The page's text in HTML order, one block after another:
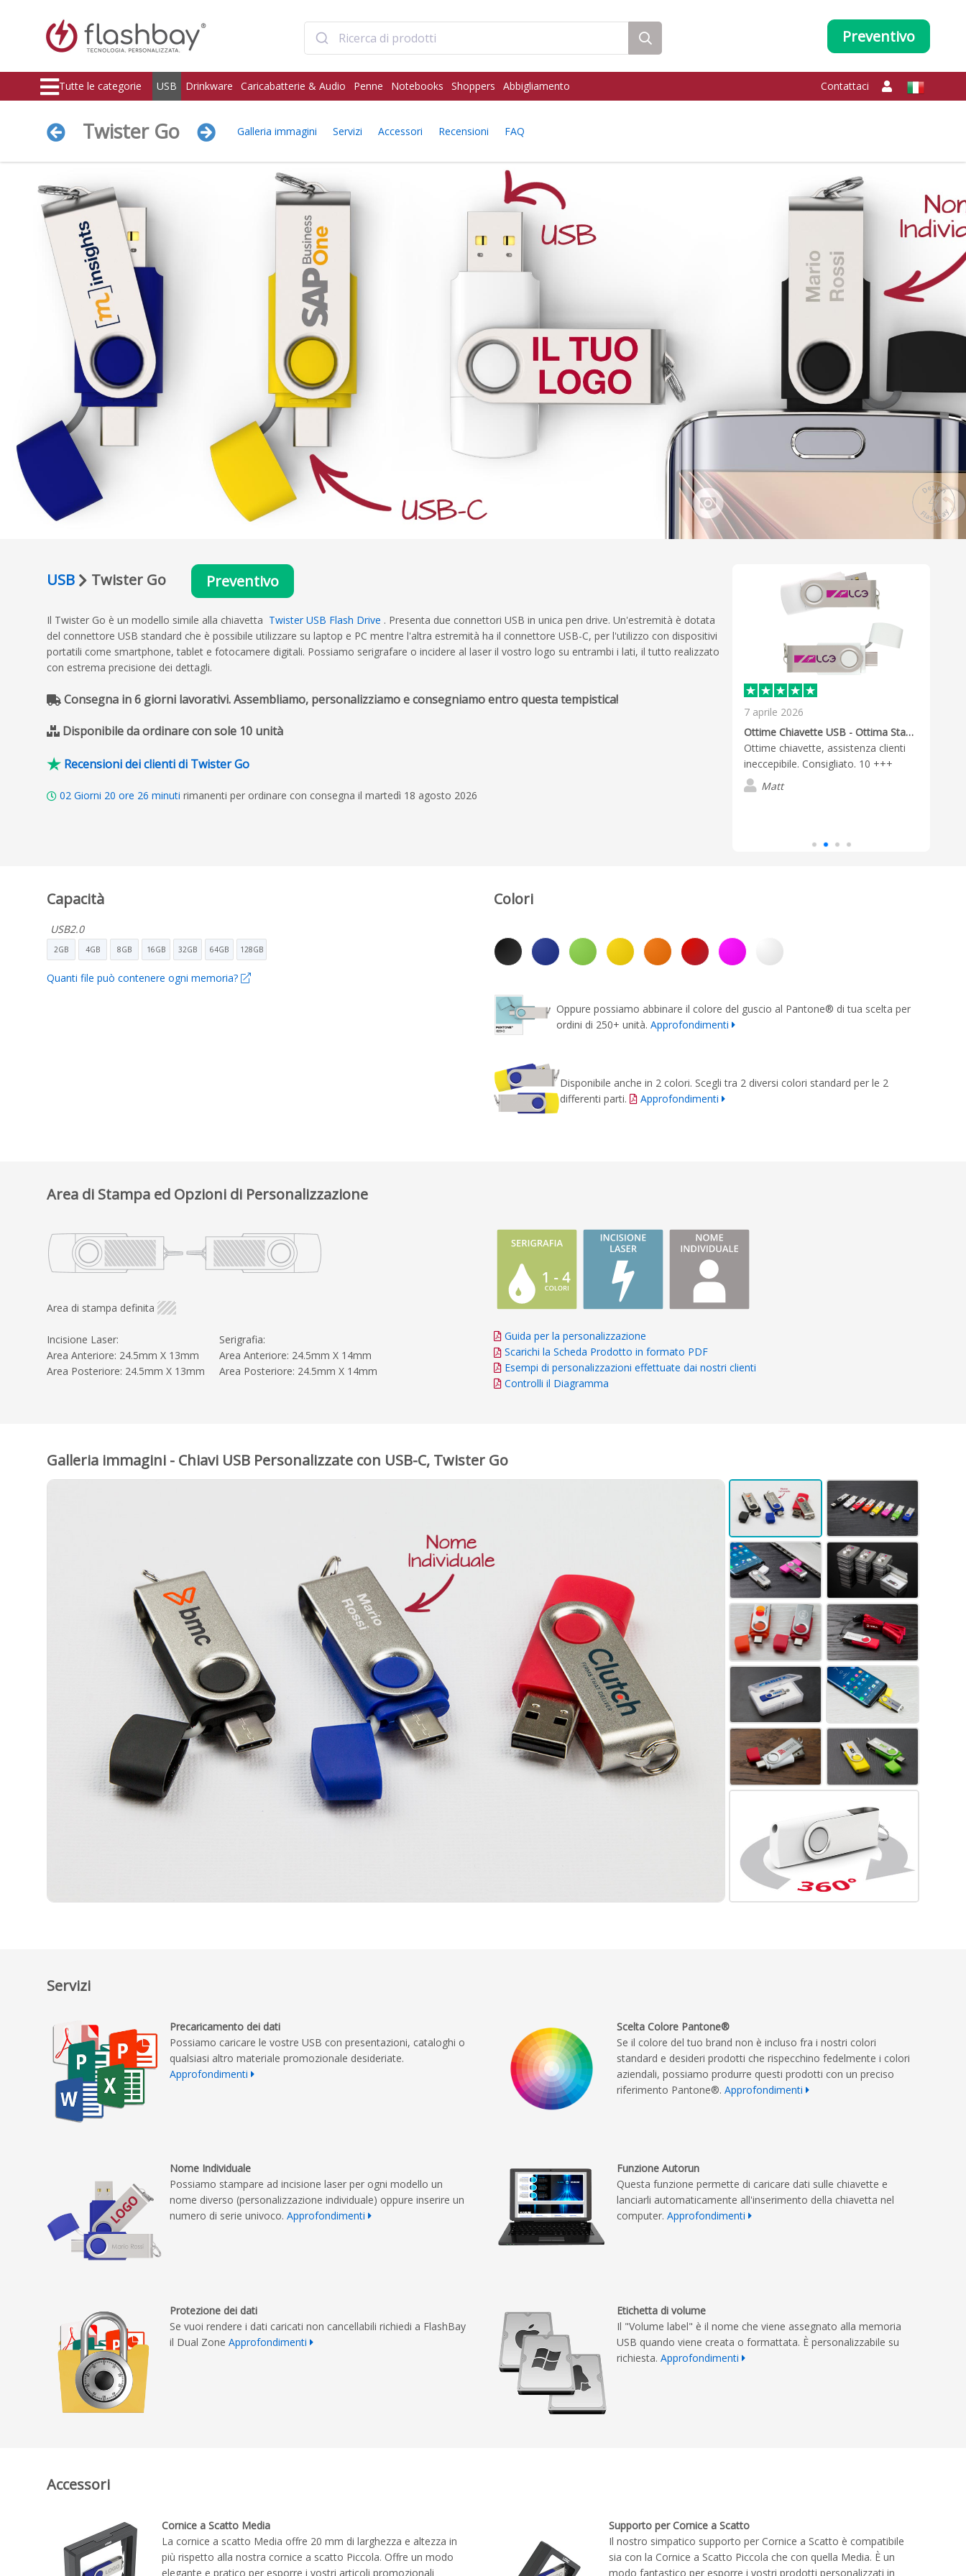
Preventivo
Tutte le categorie USB Drinkware Caricabatterie & Audio Penne Notebooks Shoppers Abbigliamento Contattaci
Twister Go Galleria immagini Servizi Accessori Recensioni FAQ
USB Twister Go Preventivo
Il Twister Go è un modello simile alla chiavetta Twister USB Flash Drive . Presenta due connettori USB in unica pen drive. Un'estremità è dotata
del connettore USB standard che è possibile utilizzare su laptop e PC mentre l'altra estremità ha il connettore USB-C, per l'utilizzo con dispositivi
portatili come smartphone, tablet e fotocamere digitali. Possiamo serigrafare o incidere al laser il vostro logo su entrambi i lati, il tutto realizzato
con estrema precisione dei dettagli.
Consegna in 6 giorni lavorativi. Assembliamo, personalizziamo e consegniamo entro questa tempistica!
Disponibile da ordinare con sole 10 unità
Recensioni dei clienti di Twister Go
02 Giorni 20 ore 26 minuti rimanenti per ordinare con consegna il martedì 18 agosto 2026
7 aprile 2026
Ottime Chiavette USB - Ottima Stampa
Ottime chiavette, assistenza clienti
ineccepibile. Consigliato. 10 +++
Matt
Capacità
USB2.0
2GB 4GB 8GB 16GB 32GB 64GB 128GB
Quanti file può contenere ogni memoria?
Colori
Oppure possiamo abbinare il colore del guscio al Pantone® di tua scelta per
ordini di 250+ unità. Approfondimenti
Disponibile anche in 2 colori. Scegli tra 2 diversi colori standard per le 2
differenti parti.
Approfondimenti
Area di Stampa ed Opzioni di Personalizzazione
Area di stampa definita
Incisione Laser:
Area Anteriore: 24.5mm X 13mm
Area Posteriore: 24.5mm X 13mm
Serigrafia:
Area Anteriore: 24.5mm X 14mm
Area Posteriore: 24.5mm X 14mm
Guida per la personalizzazione
Scarichi la Scheda Prodotto in formato PDF
Esempi di personalizzazioni effettuate dai nostri clienti
Controlli il Diagramma
Galleria immagini - Chiavi USB Personalizzate con USB-C, Twister Go
Servizi
Precaricamento dei dati
Possiamo caricare le vostre USB con presentazioni, cataloghi o
qualsiasi altro materiale promozionale desideriate.
Approfondimenti
Scelta Colore Pantone®
Se il colore del tuo brand non è incluso fra i nostri colori
standard e desideri prodotti che rispecchino fedelmente i colori
aziendali, possiamo produrre questi prodotti con un preciso
riferimento Pantone®.Approfondimenti
Nome Individuale
Possiamo stampare ad incisione laser per ogni modello un
nome diverso (personalizzazione individuale) oppure inserire un
numero di serie univoco.Approfondimenti
Funzione Autorun
Questa funzione permette di caricare dati sulle chiavette e
lanciarli automaticamente all'inserimento della chiavetta nel
computer.Approfondimenti
Protezione dei dati
Se vuoi rendere i dati caricati non cancellabili richiedi a FlashBay
il Dual ZoneApprofondimenti
Etichetta di volume
Il "Volume label" è il nome che viene assegnato alla memoria
USB quando viene creata o formattata. È personalizzabile su
richiesta.Approfondimenti
Accessori
Cornice a Scatto Media
La cornice a scatto Media offre 20 mm di larghezza e altezza in
più rispetto alla nostra cornice a scatto Piccola. Offre un modo
elegante e pratico per esporre i vostri articoli promozionali
Supporto per Cornice a Scatto
Il nostro simpatico supporto per Cornice a Scatto è compatibile
sia con la Cornice a Scatto Piccola che con quella Media. È un
modo fantastico per esporre i vostri prodotti personalizzati in